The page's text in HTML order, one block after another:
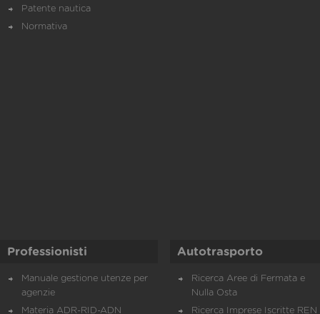
Patente nautica
Normativa
Professionisti
Manuale gestione utenze per
agenzie
Materia ADR-RID-ADN
Autotrasporto
Ricerca Aree di Fermata e
Nulla Osta
Ricerca Imprese Iscritte REN